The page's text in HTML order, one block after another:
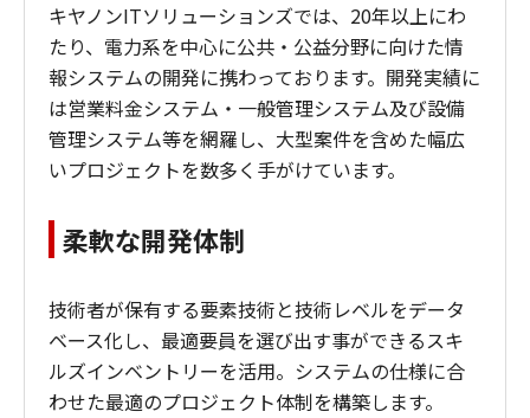
キヤノンITソリューションズでは、20年以上にわ
たり、電力系を中心に公共・公益分野に向けた情
報システムの開発に携わっております。開発実績に
は営業料金システム・一般管理システム及び設備
管理システム等を網羅し、大型案件を含めた幅広
いプロジェクトを数多く手がけています。
柔軟な開発体制
技術者が保有する要素技術と技術レベルをデータ
ベース化し、最適要員を選び出す事ができるスキ
ルズインベントリーを活用。システムの仕様に合
わせた最適のプロジェクト体制を構築します。